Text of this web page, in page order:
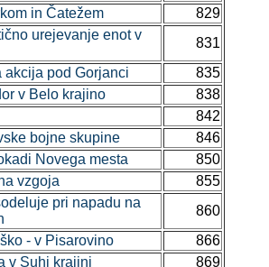
in Čatežem
829
urejevanje enot v
831
pod Gorjanci
835
v Belo krajino
838
842
bojne skupine
846
Novega mesta
850
vzgoja
855
pri napadu na
860
- v Pisarovino
866
Suhi krajini
869